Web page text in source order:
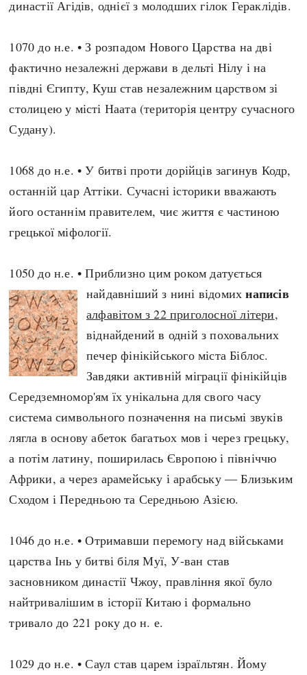
Архітектура і будівництво
Катастрофи
Кримінал
Культура і мистецтво
Людина і суспільство
Наука, освіта і техніка
Подорожі і відкриття
Політика
Релігія
Розваги і дозвілля
Чудеса світу
Козацька доба
Україна радянська
Україна незалежна
ЗНО
Регіони
Австралія
Азія
Америка
Африка
Темні віки
Високе Середньовіччя
Пізнє Середньовіччя
Наш час
Нові статті
Популярні статті
Визначальні події
#Хештеги
done
династії Агідів, однієї з молодших гілок Гераклідів.
1070 до н.е. • З розпадом Нового Царства на дві
фактично незалежні держави в дельті Нілу і на
півдні Єгипту, Куш став незалежним царством зі
столицею у місті Наата (територія центру сучасного
Судану).
1068 до н.е. • У битві проти дорійців загинув Кодр,
останній цар Аттіки. Сучасні історики вважають
його останнім правителем, чиє життя є частиною
грецької міфології.
1050 до н.е. • Приблизно цим роком датується
найдавніший з нині відомихнаписів
алфавітом з 22 приголосної літери,
віднайдений в одній з поховальних
печер фінікійського міста Біблос.
Завдяки активній міграції фінікійців
Середземномор'ям їх унікальна для свого часу
система символьного позначення на письмі звуків
лягла в основу абеток багатьох мов і через грецьку,
а потім латину, поширилась Європою і північчю
Африки, а через арамейську і арабську — Близьким
Сходом і Передньою та Середньою Азією.
1046 до н.е. • Отримавши перемогу над військами
царства Інь у битві біля Муї, У-ван став
засновником династії Чжоу, правління якої було
найтривалішим в історії Китаю і формально
тривало до 221 року до н. е.
1029 до н.е. • Саул став царем ізраїльтян. Йому